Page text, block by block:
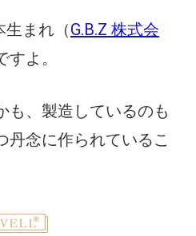
まれ（G.B.Z 株式会
よ。
も、製造しているのも
丹念に作られているこ